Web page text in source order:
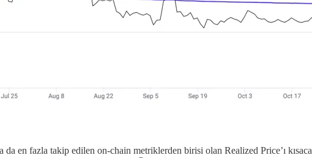
en fazla takip edilen on-chain metriklerden birisi olan Realized Price’ı kısaca